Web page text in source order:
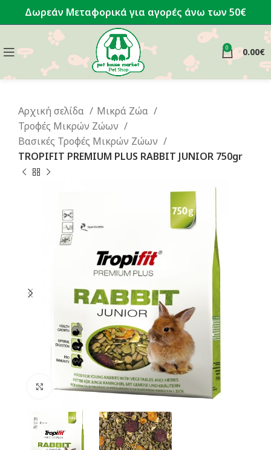
Δωρεάν Μεταφορικά για αγορές άνω των 50€
0 0.00€
Αρχική σελίδα
Μικρά Ζώα
Τροφές Μικρών Ζώων
Βασικές Τροφές Μικρών Ζώων
TROPIFIT PREMIUM PLUS RABBIT JUNIOR 750gr
Click to enlarge